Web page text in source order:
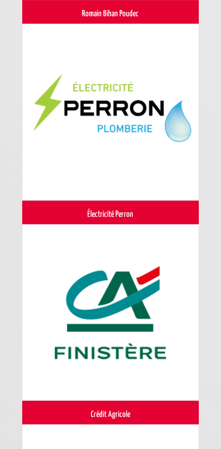
Romain Bihan Poudec
Électricité Perron
Crédit Agricole